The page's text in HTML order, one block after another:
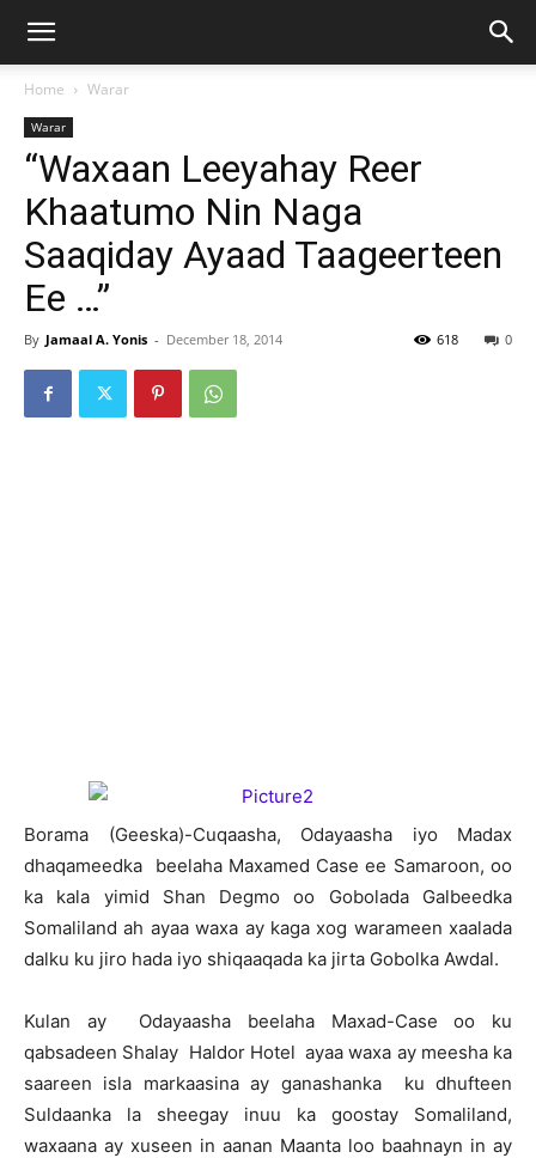
Home Warar
Warar
“Waxaan Leeyahay Reer
Khaatumo Nin Naga
Saaqiday Ayaad Taageerteen
Ee …”
By Jamaal A. Yonis - December 18, 2014 0
618
Borama (Geeska)-Cuqaasha, Odayaasha iyo Madax
dhaqameedka beelaha Maxamed Case ee Samaroon, oo
ka kala yimid Shan Degmo oo Gobolada Galbeedka
Somaliland ah ayaa waxa ay kaga xog warameen xaalada
dalku ku jiro hada iyo shiqaaqada ka jirta Gobolka Awdal.
Kulan ay Odayaasha beelaha Maxad-Case oo ku
qabsadeen Shalay Haldor Hotel ayaa waxa ay meesha ka
saareen isla markaasina ay ganashanka ku dhufteen
Suldaanka la sheegay inuu ka goostay Somaliland,
waxaana ay xuseen in aanan Maanta loo baahnayn in ay